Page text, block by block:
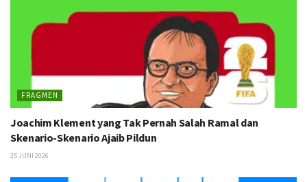
FRAGMEN
Joachim Klement yang Tak Pernah Salah Ramal dan
Skenario-Skenario Ajaib Pildun
25 JUNI 2026